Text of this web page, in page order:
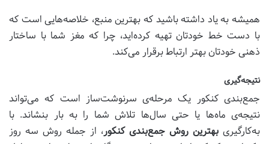
همیشه به یاد داشته باشید که بهترین منبع، خلاصه‌هایی است که
با دست خط خودتان تهیه کرده‌اید، چرا که مغز شما با ساختار
ذهنی خودتان بهتر ارتباط برقرار می‌کند.
نتیجه‌گیری
جمع‌بندی کنکور یک مرحله‌ی سرنوشت‌ساز است که می‌تواند
نتیجه‌ی ماه‌ها یا حتی سال‌ها تلاش شما را به بار بنشاند. با
به‌کارگیری بهترین روش جمع‌بندی کنکور، از جمله روش سه روز